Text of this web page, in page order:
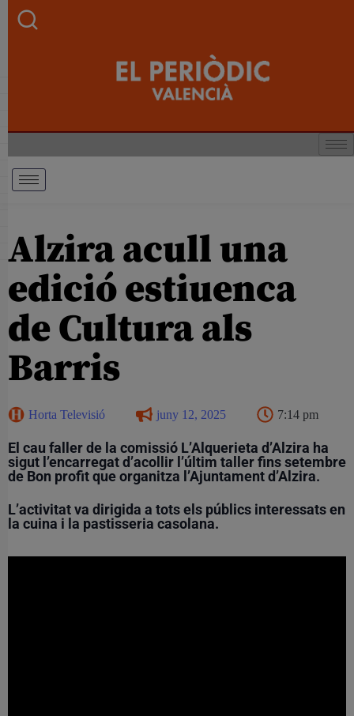
Alzira acull una
edició estiuenca
de Cultura als
Barris
Horta Televisió juny 12, 2025 7:14 pm
El cau faller de la comissió L’Alquerieta d’Alzira ha
sigut l’encarregat d’acollir l’últim taller fins setembre
de Bon profit que organitza l’Ajuntament d’Alzira.
L’activitat va dirigida a tots els públics interessats en
la cuina i la pastisseria casolana.